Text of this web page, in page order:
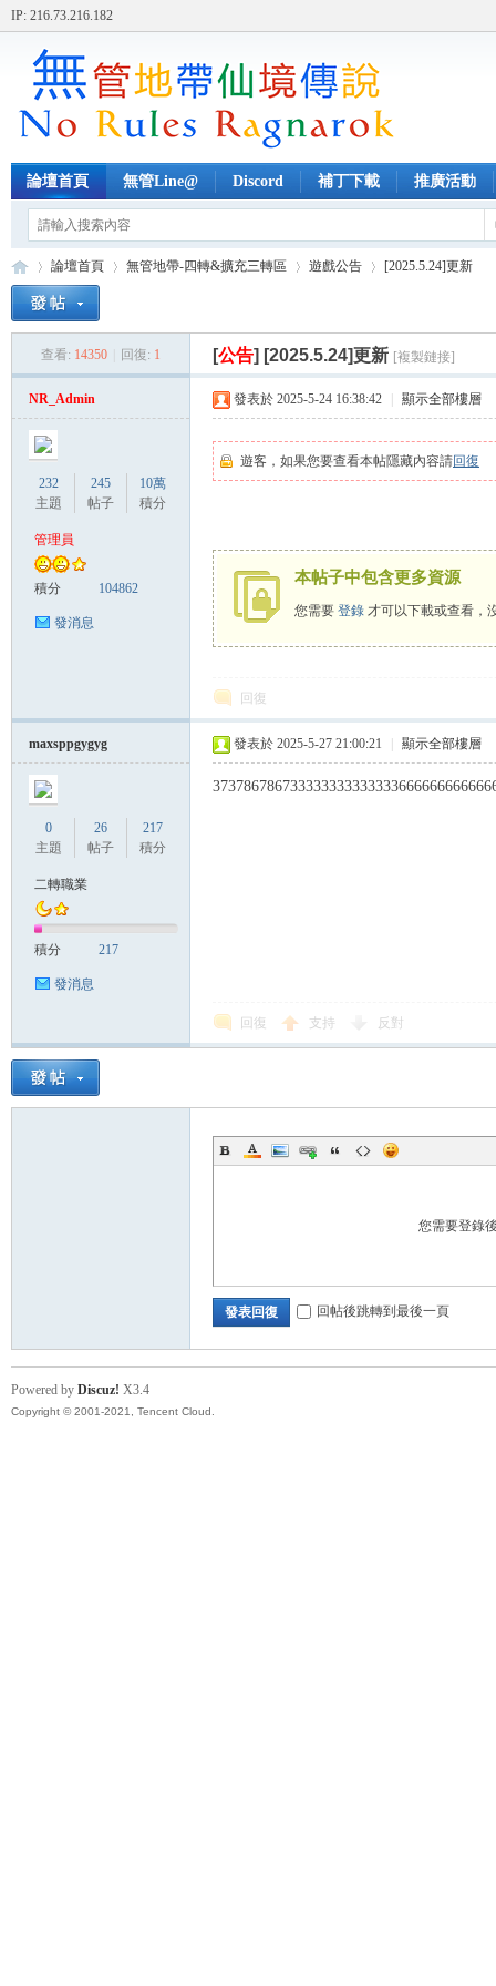
IP: 216.73.216.182
論壇首頁 無管Line@ Discord 補丁下載 推廣活動
論壇首頁
›
無管地帶-四轉&擴充三轉區
›
遊戲公告
›
[2025.5.24]更新
查看: 14350 回復: 1 [公告] [2025.5.24]更新 [複製鏈接]
NR_Admin
232
主題
245
帖子
10萬
積分
管理員
積分 104862
發消息
發表於 2025-5-24 16:38:42 顯示全部樓層
遊客，如果您要查看本帖隱藏內容請回復
本帖子中包含更多資源
您需要 登錄 才可以下載或查看，
回復
maxsppgygyg
0
主題
26
帖子
217
積分
二轉職業
積分 217
發消息
發表於 2025-5-27 21:00:21 顯示全部樓層
回復 支持 反對
您需要登錄
發表回復 回帖後跳轉到最後一頁
Powered by Discuz! X3.4
Copyright © 2001-2021, Tencent Cloud.